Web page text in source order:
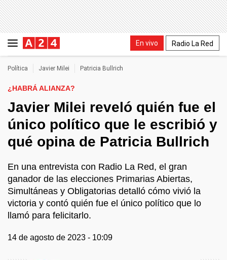
En vivo Radio La Red
Política Javier Milei Patricia Bullrich
¿HABRÁ ALIANZA?
Javier Milei reveló quién fue el
único político que le escribió y
qué opina de Patricia Bullrich
En una entrevista con Radio La Red, el gran
ganador de las elecciones Primarias Abiertas,
Simultáneas y Obligatorias detalló cómo vivió la
victoria y contó quién fue el único político que lo
llamó para felicitarlo.
14 de agosto de 2023 - 10:09